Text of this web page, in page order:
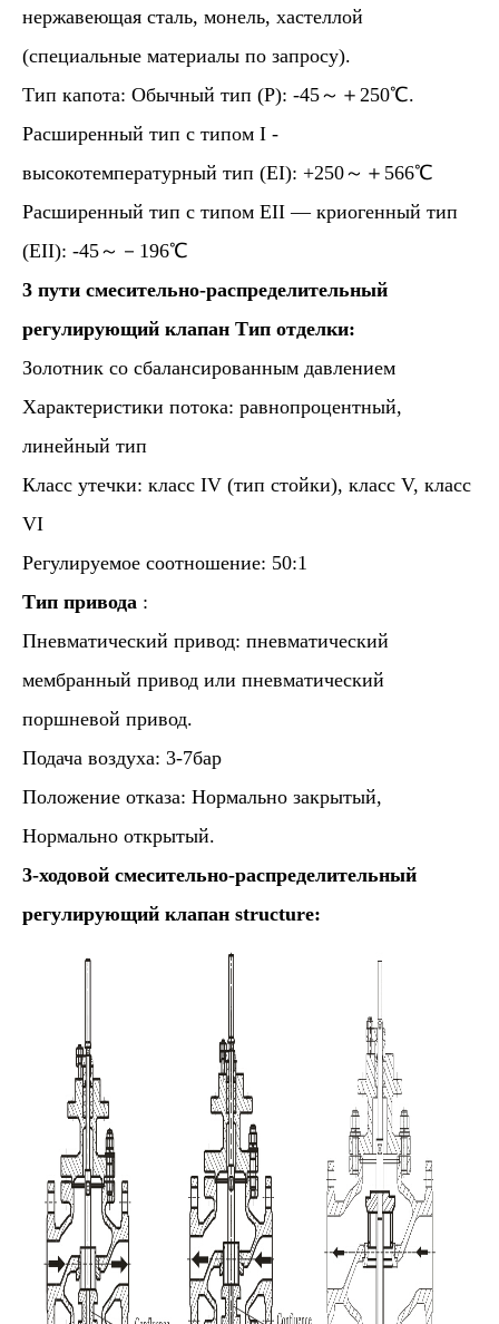
нержавеющая сталь, монель, хастеллой
(специальные материалы по запросу).
Тип капота: Обычный тип (P): -45～＋250℃.
Расширенный тип с типом I -
высокотемпературный тип (EI): +250～＋566℃
Расширенный тип с типом EII — криогенный тип
(EII): -45～－196℃
3 пути смесительно-распределительный
регулирующий клапан Тип отделки:
Золотник со сбалансированным давлением
Характеристики потока: равнопроцентный,
линейный тип
Класс утечки: класс IV (тип стойки), класс V, класс
VI
Регулируемое соотношение: 50:1
Тип привода :
Пневматический привод: пневматический
мембранный привод или пневматический
поршневой привод.
Подача воздуха: 3-7бар
Положение отказа: Нормально закрытый,
Нормально открытый.
3-ходовой смесительно-распределительный
регулирующий клапан structure: